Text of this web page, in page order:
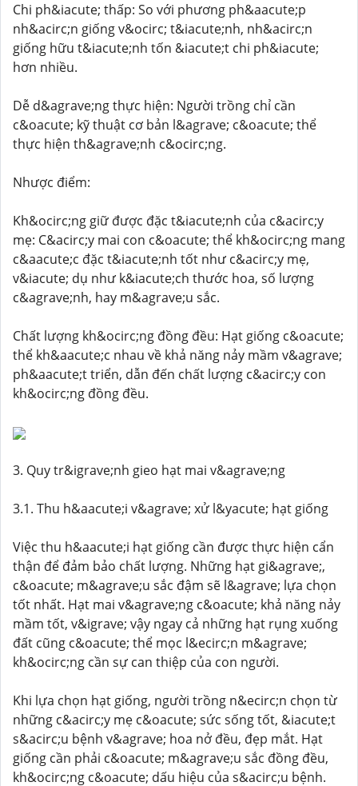
Chi ph&iacute; thấp: So với phương ph&aacute;p
nh&acirc;n giống v&ocirc; t&iacute;nh, nh&acirc;n
giống hữu t&iacute;nh tốn &iacute;t chi ph&iacute;
hơn nhiều.
Dễ d&agrave;ng thực hiện: Người trồng chỉ cần
c&oacute; kỹ thuật cơ bản l&agrave; c&oacute; thể
thực hiện th&agrave;nh c&ocirc;ng.
Nhược điểm:
Kh&ocirc;ng giữ được đặc t&iacute;nh của c&acirc;y
mẹ: C&acirc;y mai con c&oacute; thể kh&ocirc;ng mang
c&aacute;c đặc t&iacute;nh tốt như c&acirc;y mẹ,
v&iacute; dụ như k&iacute;ch thước hoa, số lượng
c&agrave;nh, hay m&agrave;u sắc.
Chất lượng kh&ocirc;ng đồng đều: Hạt giống c&oacute;
thể kh&aacute;c nhau về khả năng nảy mầm v&agrave;
ph&aacute;t triển, dẫn đến chất lượng c&acirc;y con
kh&ocirc;ng đồng đều.
3. Quy tr&igrave;nh gieo hạt mai v&agrave;ng
3.1. Thu h&aacute;i v&agrave; xử l&yacute; hạt giống
Việc thu h&aacute;i hạt giống cần được thực hiện cẩn
thận để đảm bảo chất lượng. Những hạt gi&agrave;,
c&oacute; m&agrave;u sắc đậm sẽ l&agrave; lựa chọn
tốt nhất. Hạt mai v&agrave;ng c&oacute; khả năng nảy
mầm tốt, v&igrave; vậy ngay cả những hạt rụng xuống
đất cũng c&oacute; thể mọc l&ecirc;n m&agrave;
kh&ocirc;ng cần sự can thiệp của con người.
Khi lựa chọn hạt giống, người trồng n&ecirc;n chọn từ
những c&acirc;y mẹ c&oacute; sức sống tốt, &iacute;t
s&acirc;u bệnh v&agrave; hoa nở đều, đẹp mắt. Hạt
giống cần phải c&oacute; m&agrave;u sắc đồng đều,
kh&ocirc;ng c&oacute; dấu hiệu của s&acirc;u bệnh.